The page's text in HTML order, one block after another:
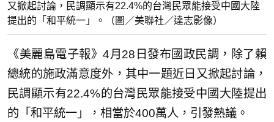
又掀起討論，民調顯示有22.4%的台灣民眾能接受中國大陸
提出的「和平統一」。（圖／美聯社／達志影像）
《美麗島電子報》4月28日發布國政民調，除了賴
總統的施政滿意度外，其中一題近日又掀起討論，
民調顯示有22.4%的台灣民眾能接受中國大陸提出
的「和平統一」，相當於400萬人，引發熱議。